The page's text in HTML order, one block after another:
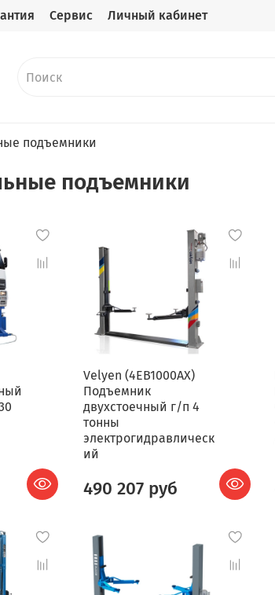
Сервис Личный кабинет
подъемники
подъемники
Velyen (4EB1000AX)
Подъемник
двухстоечный г/п 4
тонны
электрогидравлическ
ий
490 207 руб